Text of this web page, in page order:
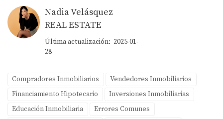
Nadia Velásquez
REAL ESTATE
Última actualización: 2025-01-
28
Compradores Inmobiliarios
Vendedores Inmobiliarios
Financiamiento Hipotecario
Inversiones Inmobiliarias
Educación Inmobiliaria
Errores Comunes